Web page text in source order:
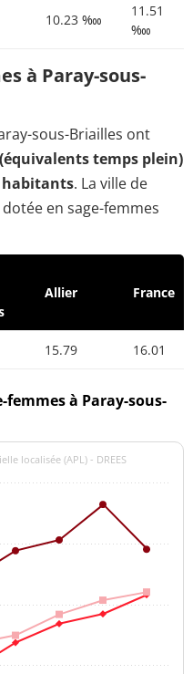
10.23 ‱
11.51
‱
à Paray-sous-
sous-Briailles ont
(équivalents temps plein)
habitants. La ville de
en sage-femmes
Allier France
15.79 16.01
femmes à Paray-sous-
localisée (APL) - DREES